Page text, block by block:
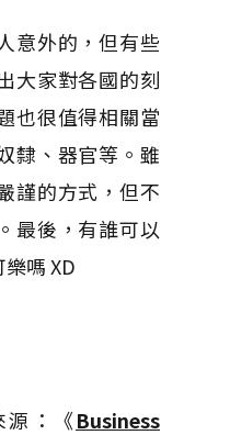
意外的，但有些
大家對各國的刻
也很值得相關當
隸、器官等。雖
謹的方式，但不
最後，有誰可以
嗎 XD
源：《Business